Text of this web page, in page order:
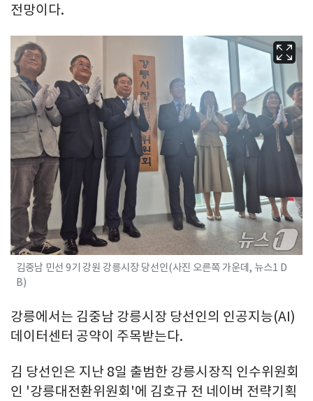
전망이다.
김중남 민선 9기 강원 강릉시장 당선인(사진 오른쪽 가운데, 뉴스1 D
B)
강릉에서는 김중남 강릉시장 당선인의 인공지능(AI)
데이터센터 공약이 주목받는다.
김 당선인은 지난 8일 출범한 강릉시장직 인수위원회
인 '강릉대전환위원회'에 김호규 전 네이버 전략기획